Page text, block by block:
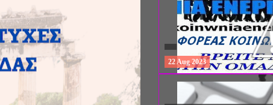
ΣΥΝΕΔΡΙΟ: «ΚΟΙΝΩΝΙΚΕΣ
ΦΡΟΝΤΙΔΑΣ», ΑΠΟ ΤΗΝ
ΨΥΧΙΑΤΡΙΚΗΣ Π.
EΥΡΩΠΑΪΚΟ ΔΙΚΤΥΟ
ΥΓΕΙΑΣ ΑSKLEPIOS
22Aug 2023